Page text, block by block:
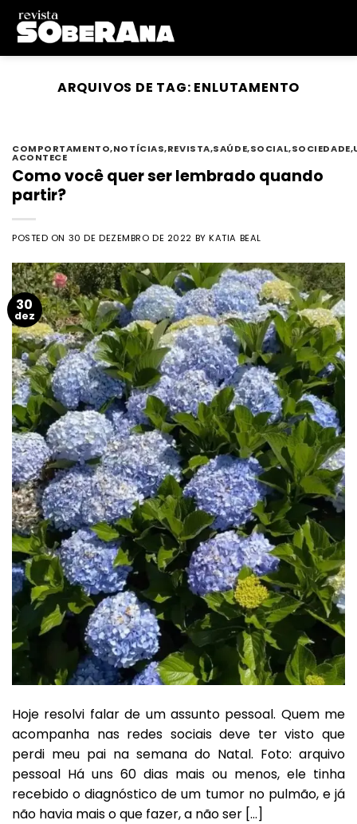
Skip
content
ARQUIVOS DE TAG: ENLUTAMENTO
COMPORTAMENTO,NOTÍCIAS,REVISTA,SAÚDE,SOCIAL,SOCIEDADE,
ACONTECE
Como você quer ser lembrado quando
partir?
POSTED ON 30 DE DEZEMBRO DE 2022 BYKATIA BEAL
30
dez
Hoje resolvi falar de um assunto pessoal. Quem me
acompanha nas redes sociais deve ter visto que
perdi meu pai na semana do Natal. Foto: arquivo
pessoal Há uns 60 dias mais ou menos, ele tinha
recebido o diagnóstico de um tumor no pulmão, e já
não havia mais o que fazer, a não ser […]